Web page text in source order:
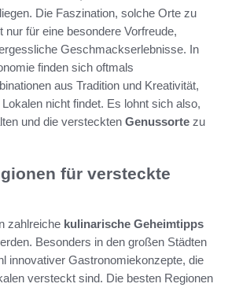
Die Faszination, solche Orte zu
nur für eine besondere Vorfreude,
Geschmackserlebnisse. In
finden sich oftmals
aus Tradition und Kreativität,
nicht findet. Es lohnt sich also,
und die versteckten Genussorte zu
für versteckte
zahlreiche kulinarische Geheimtipps
Besonders in den großen Städten
innovativer Gastronomiekonzepte, die
versteckt sind. Die besten Regionen